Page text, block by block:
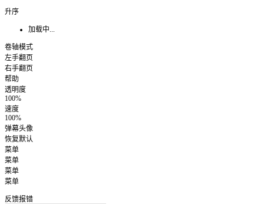
升序
加载中...
卷轴模式
左手翻页
右手翻页
帮助
透明度
100%
速度
100%
弹幕头像
恢复默认
菜单
菜单
菜单
菜单
反馈报错